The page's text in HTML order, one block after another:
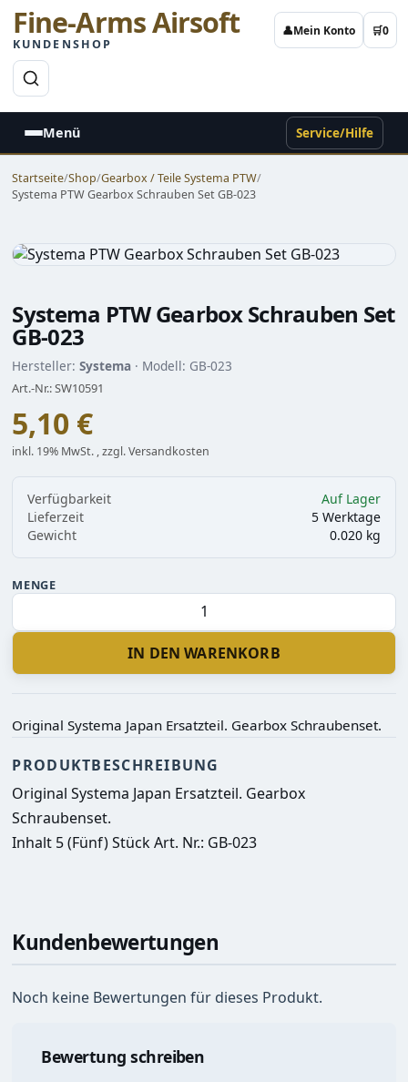
Fine-Arms Airsoft
KUNDENSHOP
👤Mein Konto 🛒0
Menü Service/Hilfe
Startseite/Shop/Gearbox / Teile Systema PTW/
Systema PTW Gearbox Schrauben Set GB-023
Systema PTW Gearbox Schrauben Set
GB-023
Hersteller:Systema · Modell: GB-023
Art.-Nr.: SW10591
5,10 €
inkl. 19% MwSt. , zzgl. Versandkosten
Verfügbarkeit
Auf Lager
Lieferzeit
5 Werktage
Gewicht
0.020 kg
MENGE
IN DEN WARENKORB
Original Systema Japan Ersatzteil. Gearbox Schraubenset.
PRODUKTBESCHREIBUNG
Original Systema Japan Ersatzteil. Gearbox
Schraubenset.
Inhalt 5 (Fünf) Stück Art. Nr.: GB-023
Kundenbewertungen
Noch keine Bewertungen für dieses Produkt.
Bewertung schreiben